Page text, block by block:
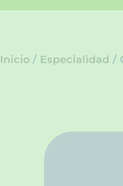
Inicio / Especialidad /